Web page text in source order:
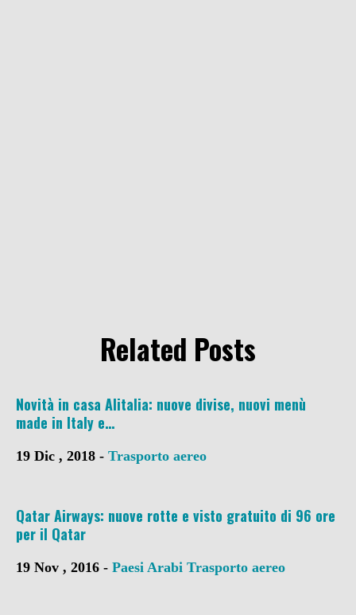
Related Posts
Novità in casa Alitalia: nuove divise, nuovi menù
made in Italy e…
19 Dic , 2018 - Trasporto aereo
Qatar Airways: nuove rotte e visto gratuito di 96 ore
per il Qatar
19 Nov , 2016 - Paesi Arabi Trasporto aereo